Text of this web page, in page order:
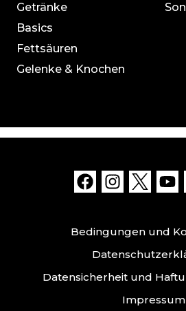
Getränke
Basics
Fettsäuren
Gelenke & Knochen
Bedingungen und
Datensicherheit und
Impressum